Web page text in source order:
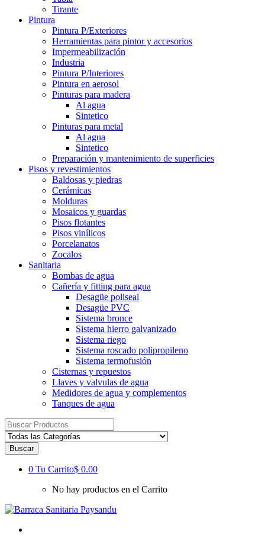
Tirante
Pintura
Pintura P/Exteriores
Herramientas para pintor y accesorios
Impermeabilización
Industria
Pintura P/Interiores
Pintura en aerosol
Pinturas para madera
Al agua
Sintetico
Pinturas para metal
Al agua
Sintetico
Preparación y mantenimiento de superficies
Pisos y revestimientos
Baldosas y piedras
Cerámicas
Molduras
Mosaicos y guardas
Pisos flotantes
Pisos vinílicos
Porcelanatos
Zocalos
Sanitaria
Bombas de agua
Cañería y fitting para agua
Desagüe poliseal
Desagüe PVC
Sistema bronce
Sistema hierro galvanizado
Sistema riego
Sistema roscado polipropileno
Sistema termofusión
Cisternas y repuestos
Llaves y valvulas de agua
Medidores de agua y complementos
Tanques de agua
Resultados
para:
Buscar
0 Tu Carrito$ 0.00
No hay productos en el Carrito